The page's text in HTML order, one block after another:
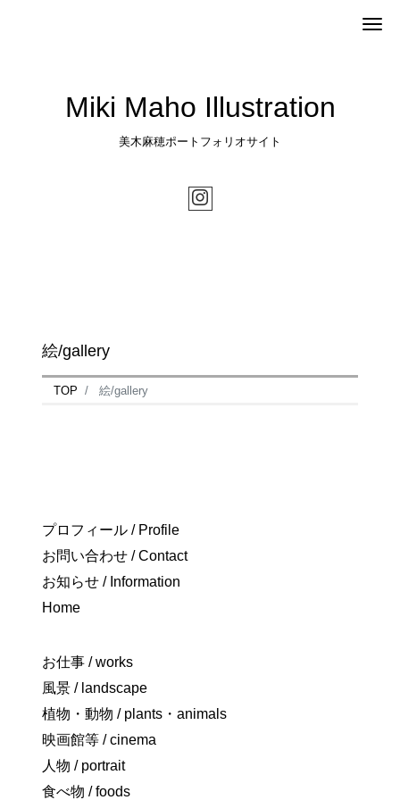
Miki Maho Illustration
美木麻穂ポートフォリオサイト
絵/gallery
TOP 絵/gallery
プロフィール / Profile
お問い合わせ / Contact
お知らせ / Information
Home
お仕事 / works
風景 / landscape
植物・動物 / plants・animals
映画館等 / cinema
人物 / portrait
食べ物 / foods